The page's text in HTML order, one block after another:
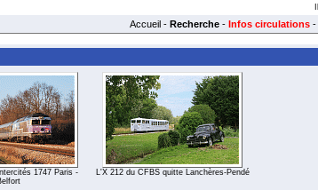
Accueil - Recherche - Infos circulations -
1747 Paris -
L'X 212 du CFBS quitte Lanchères-Pendé